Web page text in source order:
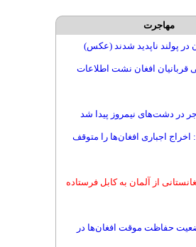
مهاجرت
در پولند ناپدید شدند (عکس)
افغان نشت اطلاعات
اخراج اجباری افغان‌ها را متوقف
از آلمان به کابل فرستاده
حفاظت موقت افغان‌ها در